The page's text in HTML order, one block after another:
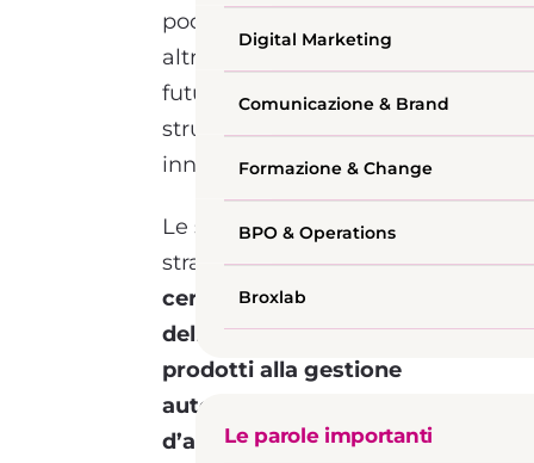
poco comprensibile, per
altri una tecnologia del
futuro, in realtà è uno
strumento già pronto per
innovare il presente!
Le sue potenzialità sono
straordinarie: dalla
certificazione
dell’autenticità dei
prodotti alla gestione
automatizzata dei diritti
d’autore, fino alla
Digital Marketing
Comunicazione & Brand
Formazione & Change
BPO & Operations
Broxlab
Le parole importanti